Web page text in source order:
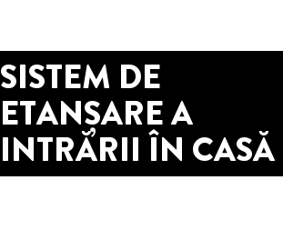
SISTEM DE
ETANȘARE A
INTRĂRII ÎN CASĂ